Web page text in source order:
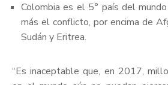
Colombia es el 5° país del
más el conflicto, por encima de
Sudán y Eritrea.
“Es inaceptable que, en 2017,